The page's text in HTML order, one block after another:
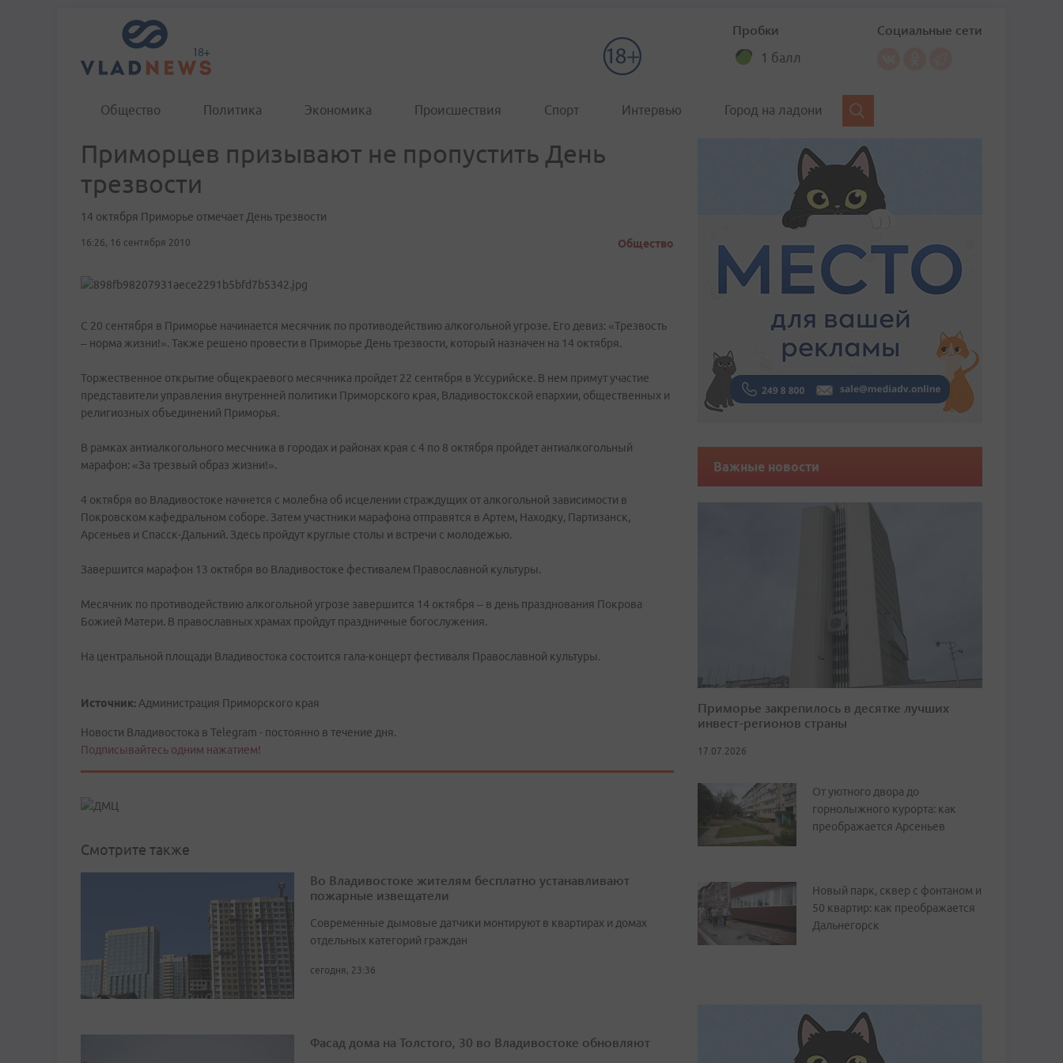
Пробки
1 балл
Социальные сети
Общество Политика Экономика Происшествия Спорт Интервью Город на ладони
Приморцев призывают не пропустить День
трезвости
14 октября Приморье отмечает День трезвости
16:26, 16 сентября 2010 Общество
С 20 сентября в Приморье начинается месячник по противодействию алкогольной угрозе. Его девиз: «Трезвость
– норма жизни!». Также решено провести в Приморье День трезвости, который назначен на 14 октября.
Торжественное открытие общекраевого месячника пройдет 22 сентября в Уссурийске. В нем примут участие
представители управления внутренней политики Приморского края, Владивостокской епархии, общественных и
религиозных объединений Приморья.
В рамках антиалкогольного месчника в городах и районах края с 4 по 8 октября пройдет антиалкогольный
марафон: «За трезвый образ жизни!».
4 октября во Владивостоке начнется с молебна об исцелении страждущих от алкогольной зависимости в
Покровском кафедральном соборе. Затем участники марафона отправятся в Артем, Находку, Партизанск,
Арсеньев и Спасск-Дальний. Здесь пройдут круглые столы и встречи с молодежью.
Завершится марафон 13 октября во Владивостоке фестивалем Православной культуры.
Месячник по противодействию алкогольной угрозе завершится 14 октября – в день празднования Покрова
Божией Матери. В православных храмах пройдут праздничные богослужения.
На центральной площади Владивостока состоится гала-концерт фестиваля Православной культуры.
Источник: Администрация Приморского края
Новости Владивостока в Telegram - постоянно в течение дня.
Подписывайтесь одним нажатием!
Смотрите также
Во Владивостоке жителям бесплатно устанавливают
пожарные извещатели
Современные дымовые датчики монтируют в квартирах и домах
отдельных категорий граждан
сегодня, 23:36
Фасад дома на Толстого, 30 во Владивостоке обновляют
Важные новости
Приморье закрепилось в десятке лучших
инвест-регионов страны
17.07.2026
От уютного двора до
горнолыжного курорта: как
преображается Арсеньев
Новый парк, сквер с фонтаном и
50 квартир: как преображается
Дальнегорск